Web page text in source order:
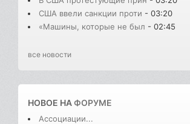
США ввели санкции проти - 03:20
«Машины, которые не был - 02:45
все новости
НОВОЕ НАФОРУМЕ
Ассоциации...